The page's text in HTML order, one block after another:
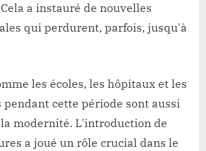
a instauré de nouvelles
qui perdurent, parfois, jusqu'à
les écoles, les hôpitaux et les
pendant cette période sont aussi
modernité. L'introduction de
a joué un rôle crucial dans le